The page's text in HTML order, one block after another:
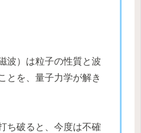
波）は粒子の性質と波
とを、量子力学が解き
ち破ると、今度は不確